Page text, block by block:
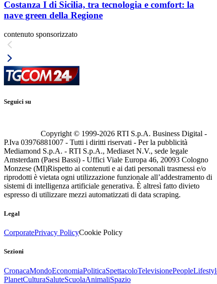
Costanza I di Sicilia, tra tecnologia e comfort: la
nave green della Regione
contenuto sponsorizzato
Seguici su
Copyright © 1999-2026 RTI S.p.A. Business Digital -
P.Iva 03976881007 - Tutti i diritti riservati - Per la pubblicità
Mediamond S.p.A. - RTI S.p.A., Mediaset N.V., sede legale
Amsterdam (Paesi Bassi) - Uffici Viale Europa 46, 20093 Cologno
Monzese (MI)Rispetto ai contenuti e ai dati personali trasmessi e/o
riprodotti è vietata ogni utilizzazione funzionale all’addestramento di
sistemi di intelligenza artificiale generativa. È altresì fatto divieto
espresso di utilizzare mezzi automatizzati di data scraping.
Legal
CorporatePrivacy PolicyCookie Policy
Sezioni
CronacaMondoEconomiaPoliticaSpettacoloTelevisionePeople
PlanetCulturaSaluteScuolaAnimaliSpazio